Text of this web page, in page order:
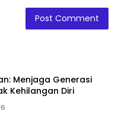
Menjaga Generasi
Kehilangan Diri